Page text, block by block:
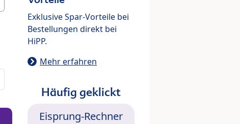
Exklusive Spar-Vorteile bei
Bestellungen direkt bei
HiPP.
Mehr erfahren
Häufig geklickt
Eisprung-Rechner